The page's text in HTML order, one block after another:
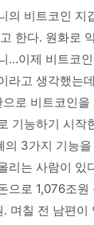
의 비트코인
한다. 원화로
…이제 비트코
라고 생각했는
로 비트코인
기능하기 시
의 3가지 기능
리는 사람이
으로 1,076조
며칠 전 남편